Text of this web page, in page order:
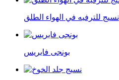
نسيج للترفيه في الهواء الطلق
بونجى فابريس